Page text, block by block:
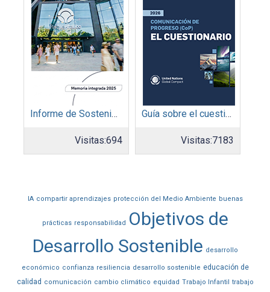
Informe de Sostenibilidad 2025: Parque Arauco
Visitas:694
Guía sobre el cuestionario: Comunicación de Progreso
Visitas:7183
IA compartir aprendizajes protección del Medio Ambiente buenas
prácticas responsabilidad Objetivos de
Desarrollo Sostenible desarrollo
económico confianza resiliencia desarrollo sostenible educación de
calidad comunicación cambio climático equidad Trabajo Infantil trabajo